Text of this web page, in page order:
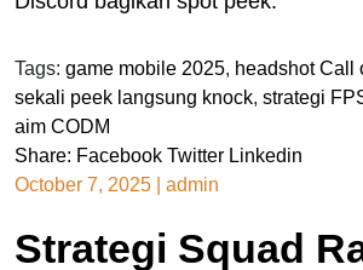
Tags: game mobile 2025, headshot Call
sekali peek langsung knock, strategi
aim CODM
Share: Facebook Twitter Linkedin
October 7, 2025
admin
Strategi Squad